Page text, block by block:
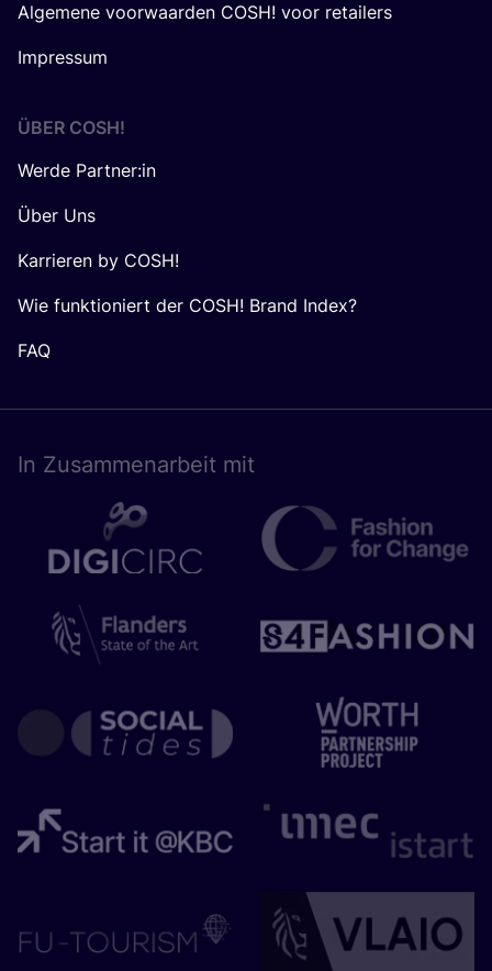
Algemene voorwaarden COSH! voor retailers
Impressum
ÜBER COSH!
Werde Partner:in
Über Uns
Karrieren by COSH!
Wie funktioniert der COSH! Brand Index?
FAQ
In Zusam­men­ar­beit mit